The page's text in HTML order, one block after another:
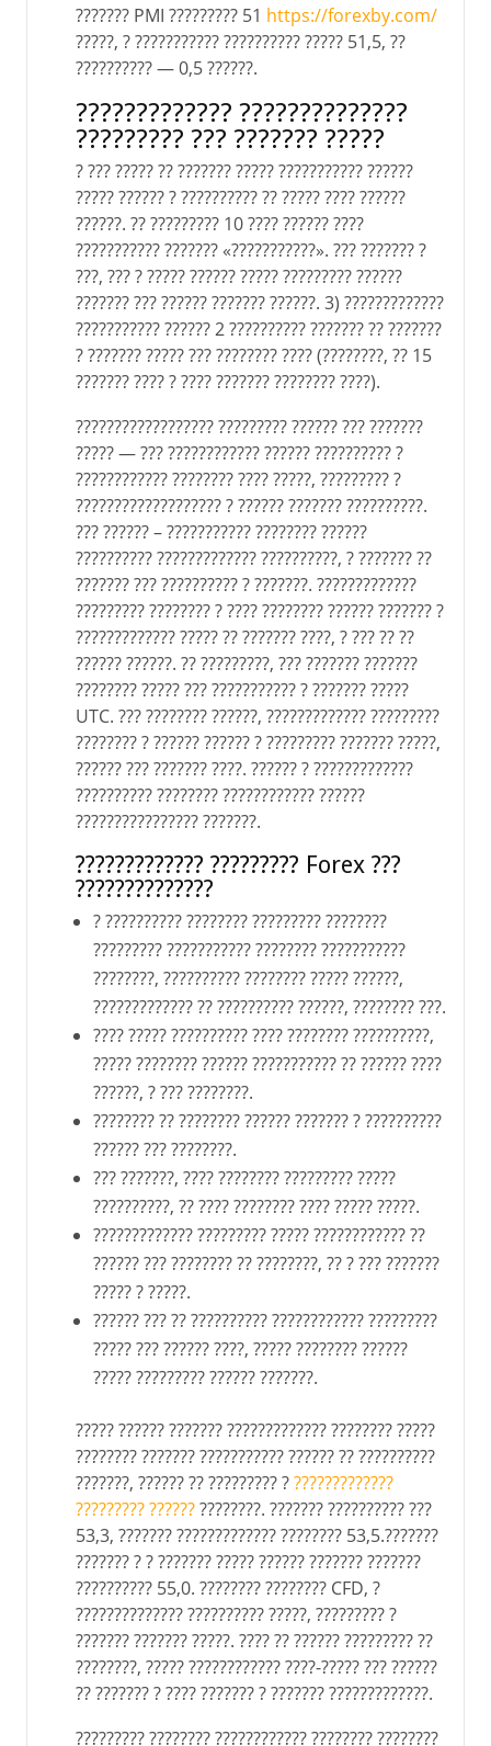
??????? PMI ????????? 51 https://forexby.com/
?????, ? ??????????? ?????????? ????? 51,5, ??
?????????? — 0,5 ??????.
????????????? ??????????????
????????? ??? ??????? ?????
? ??? ????? ?? ??????? ????? ??????????? ??????
????? ?????? ? ?????????? ?? ????? ???? ??????
??????. ?? ????????? 10 ???? ?????? ????
??????????? ??????? «???????????». ??? ??????? ?
???, ??? ? ????? ?????? ????? ????????? ??????
??????? ??? ?????? ??????? ??????. 3) ?????????????
??????????? ?????? 2 ?????????? ??????? ?? ???????
? ??????? ????? ??? ???????? ???? (????????, ?? 15
??????? ???? ? ???? ??????? ???????? ????).
?????????????????? ????????? ?????? ??? ???????
????? — ??? ???????????? ?????? ?????????? ?
???????????? ???????? ???? ?????, ????????? ?
??????????????????? ? ?????? ??????? ??????????.
??? ?????? – ??????????? ???????? ??????
?????????? ????????????? ??????????, ? ??????? ??
??????? ??? ?????????? ? ???????. ?????????????
????????? ???????? ? ???? ???????? ?????? ??????? ?
????????????? ????? ?? ??????? ????, ? ??? ?? ??
?????? ??????. ?? ?????????, ??? ??????? ???????
???????? ????? ??? ??????????? ? ??????? ?????
UTC. ??? ???????? ??????, ????????????? ?????????
???????? ? ?????? ?????? ? ????????? ??????? ?????,
?????? ??? ??????? ????. ?????? ? ?????????????
?????????? ???????? ???????????? ??????
???????????????? ???????.
????????????? ????????? Forex ???
??????????????
? ?????????? ???????? ????????? ????????
????????? ??????????? ???????? ???????????
????????, ?????????? ???????? ????? ??????,
????????????? ?? ?????????? ??????, ???????? ???.
???? ????? ?????????? ???? ???????? ??????????,
????? ???????? ?????? ??????????? ?? ?????? ????
??????, ? ??? ????????.
???????? ?? ???????? ?????? ??????? ? ??????????
?????? ??? ????????.
??? ???????, ???? ???????? ????????? ?????
??????????, ?? ???? ???????? ???? ????? ?????.
????????????? ????????? ????? ???????????? ??
?????? ??? ???????? ?? ????????, ?? ? ??? ???????
????? ? ?????.
?????? ??? ?? ?????????? ???????????? ?????????
????? ??? ?????? ????, ????? ???????? ??????
????? ????????? ?????? ???????.
????? ?????? ??????? ????????????? ???????? ?????
???????? ??????? ??????????? ?????? ?? ??????????
???????, ?????? ?? ????????? ??????????????
????????? ??????????????. ??????? ?????????? ???
53,3, ??????? ????????????? ???????? 53,5.???????
??????? ? ? ??????? ????? ?????? ??????? ???????
?????????? 55,0. ???????? ???????? CFD, ?
?????????????? ?????????? ?????, ????????? ?
??????? ??????? ?????. ???? ?? ?????? ????????? ??
????????, ????? ???????????? ????-????? ??? ??????
?? ??????? ? ???? ??????? ? ??????? ?????????????.
????????? ???????? ???????????? ???????? ????????